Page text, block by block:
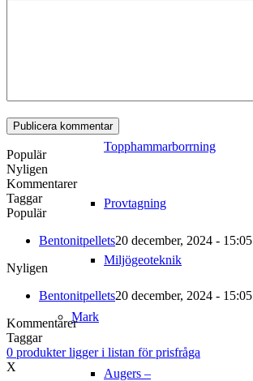
Topphammarborrning
Provtagning
Miljögeoteknik
Mark
Augers –
Populär
Nyligen
Kommentarer
Taggar
Populär
Bentonitpellets20 december, 2024 - 15:05
Nyligen
Bentonitpellets20 december, 2024 - 15:05
Kommentarer
Taggar
0 produkterligger i listan för prisfråga
X